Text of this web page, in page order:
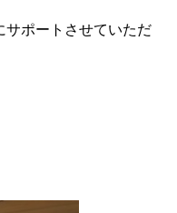
サポートさせていただ